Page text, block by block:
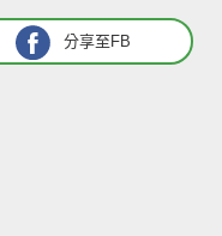
分享至FB